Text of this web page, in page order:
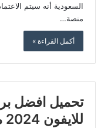
السعودية أنه سيتم
منصة…
أكمل القراءة »
تحميل افضل
للايفون 2024 مجانا